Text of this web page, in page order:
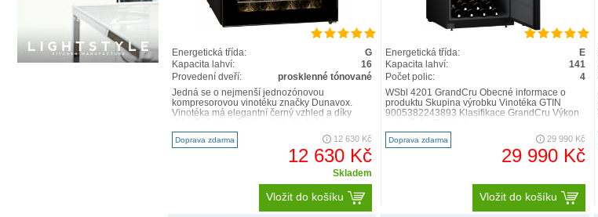
Energetická třída:
G
Kapacita lahví:
16
Provedení dveří:
prosklenné tónované
Jedná se o nejmenší jednozónovou
kompresorovou vinotéku značky Dunavox.
Vinotéka má elegantní černý vzhled a díky
Doprava zdarma 12 630 Kč
12 630 Kč
Skladem
Vložit do košíku
Energetická třída:
E
Kapacita lahví:
141
Počet polic:
4
WSbl 4201 GrandCru Obecné informace o
produktu Skupina výrobku Vinotéka GTIN
9005382243893 Klasifikace GrandCru Výkon
Doprava zdarma 29 990 Kč
29 990 Kč
Vložit do košíku